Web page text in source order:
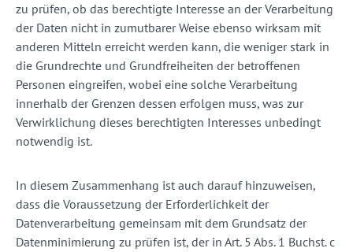
zu prüfen, ob das berechtigte Interesse an der Verarbeitung
der Daten nicht in zumutbarer Weise ebenso wirksam mit
anderen Mitteln erreicht werden kann, die weniger stark in
die Grundrechte und Grundfreiheiten der betroffenen
Personen eingreifen, wobei eine solche Verarbeitung
innerhalb der Grenzen dessen erfolgen muss, was zur
Verwirklichung dieses berechtigten Interesses unbedingt
notwendig ist.
In diesem Zusammenhang ist auch darauf hinzuweisen,
dass die Voraussetzung der Erforderlichkeit der
Datenverarbeitung gemeinsam mit dem Grundsatz der
Datenminimierung zu prüfen ist, der in Art. 5 Abs. 1 Buchst. c